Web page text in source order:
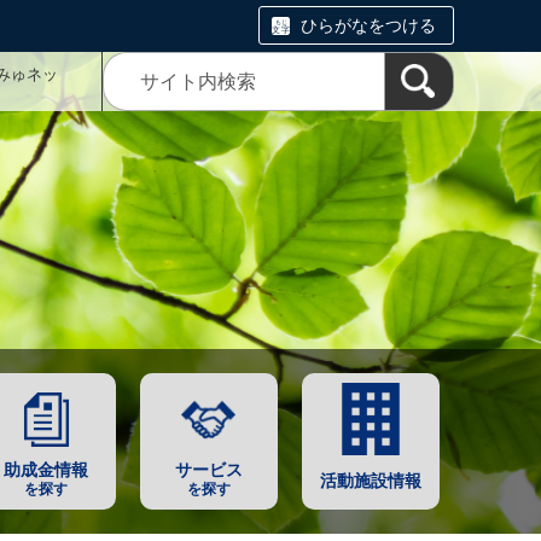
ひらがなをつける
ゅネッ
助成金情報
を探す
サービス
を探す 活動施設情報